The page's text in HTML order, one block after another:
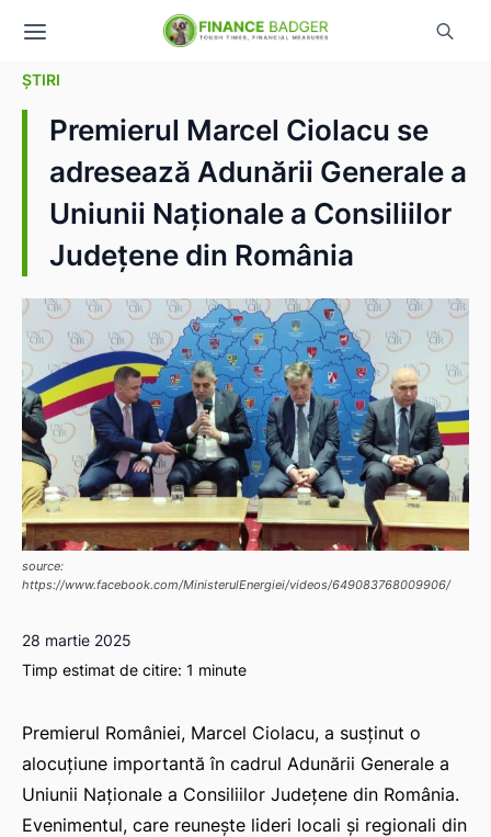
ȘTIRI
Premierul Marcel Ciolacu se
adresează Adunării Generale a
Uniunii Naționale a Consiliilor
Județene din România
source:
https://www.facebook.com/MinisterulEnergiei/videos/649083768009906/
28 martie 2025
Timp estimat de citire: 1 minute
Premierul României, Marcel Ciolacu, a susținut o
alocuțiune importantă în cadrul Adunării Generale a
Uniunii Naționale a Consiliilor Județene din România.
Evenimentul, care reunește lideri locali și regionali din